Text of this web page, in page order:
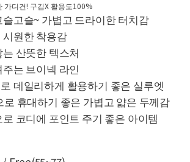
가디건! 구김X 활용도100%
고슬~ 가볍고 드라이한 터치감
원한 착용감
산뜻한 텍스처
는 브이넥 라인
데일리하게 활용하기 좋은 실루엣
휴대하기 좋은 가볍고 얇은 두께감
코디에 포인트 주기 좋은 아이템